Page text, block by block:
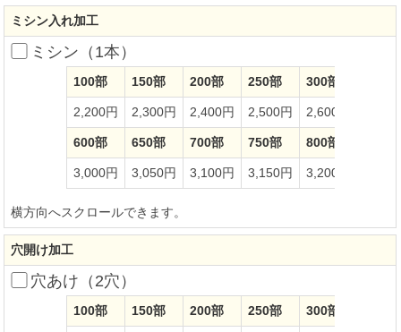
ミシン入れ加工
ミシン（1本）
100部 150部 200部 250部 300部
2,200円 2,300円 2,400円 2,500円 2,600円
600部 650部 700部 750部 800部
3,000円 3,050円 3,100円 3,150円 3,200円
横方向へスクロールできます。
穴開け加工
穴あけ（2穴）
100部 150部 200部 250部 300部